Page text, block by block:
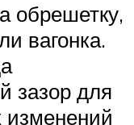
обрешетку,
вагонка.
зазор для
изменений